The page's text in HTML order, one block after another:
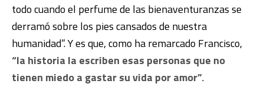
todo cuando el perfume de las bienaventuranzas se
derramó sobre los pies cansados de nuestra
humanidad”. Y es que, como ha remarcado Francisco,
“la historia la escriben esas personas que no
tienen miedo a gastar su vida por amor”.